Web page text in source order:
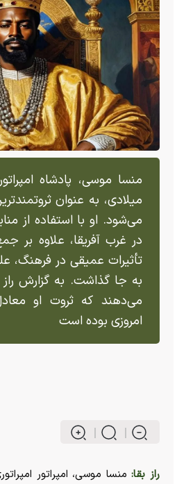
میلادی، به عنوان
می‌شود. او با استفاده از
در غرب آفریقا، علاوه بر
تأثیرات عمیقی در فرهنگ،
به جا گذاشت. به گزارش
امروزی بوده است
راز بقا: